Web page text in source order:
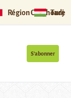
Région Ouïghoure
S’abonner